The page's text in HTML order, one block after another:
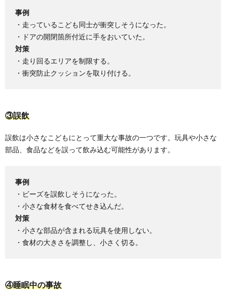
事例
・走っているこども同士が衝突しそうになった。
・ドアの開閉箇所付近に手をおいていた。
対策
・走り回るエリアを制限する。
・衝突防止クッションを取り付ける。
③誤飲
誤飲は小さなこどもにとって重大な事故の一つです。玩具や小さな
部品、食品などを誤って飲み込む可能性があります。
事例
・ビーズを誤飲しそうになった。
・小さな食材を食べてせき込んだ。
対策
・小さな部品が含まれる玩具を使用しない。
・食材の大きさを調整し、小さく切る。
④睡眠中の事故